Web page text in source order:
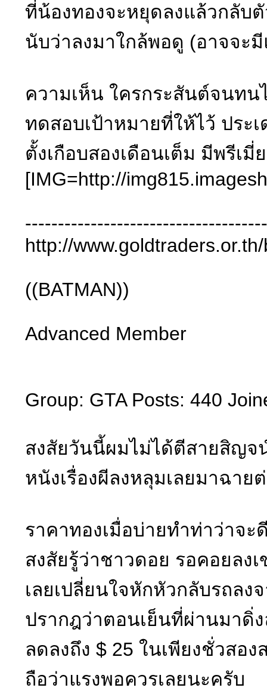
ที่น้องทองจะหยุดลงแล้วกลับ
นับว่าลงมาใกล้พอดู (อาจจะ
ความเห็น ใครกระสันต์จนทน
ทดสอบเป้าหมายที่ให้ไว้ ประ
ตั้งเกือบสองเดือนเต็ม มีพรีเ
[IMG=http://
http://
((BATMAN))
Advanced Member
Group: GTA Posts: 440
สงสัยวันนี้ผมไม่ได้ตีสายสิญจน์
หนังเรื่องผีลงหลุมเลยมาฉาย
ราคาทองเมื่อบ่ายทำท่าว่าจ
สงสัยรู้ว่าชาวดอย รอคอยลง
เลยเปลี่ยนใจหักหัวกลับรถลง
ปรากฎว่าตอนเย็นที่ผ่านมาดิ่ง
ลดลงถึง $ 25 ในเพียงชั่วสอง
ถือว่าแรงพอควรเลยนะครับ